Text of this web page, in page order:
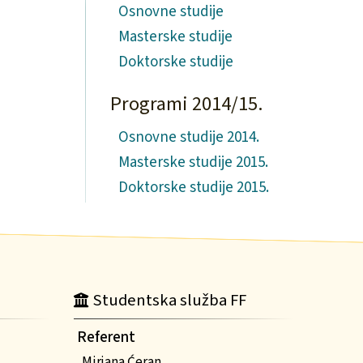
Osnovne studije
Masterske studije
Doktorske studije
Programi 2014/15.
Osnovne studije 2014.
Masterske studije 2015.
Doktorske studije 2015.
Studentska služba FF
Referent